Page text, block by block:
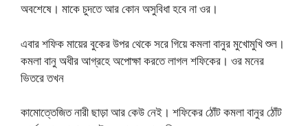
অবশেষে। মাকে চুদতে আর কোন অসুবিধা হবে না ওর।
এবার শফিক মায়ের বুকের উপর থেকে সরে গিয়ে কমলা বানুর মুখোমুখি শুল।
কমলা বানু অধীর আগ্রহে অপোক্ষা করতে লাগল শফিকের। ওর মনের
ভিতরে তখন
কামোত্তেজিত নারী ছাড়া আর কেউ নেই। শফিকের ঠোঁট কমলা বানুর ঠোঁট